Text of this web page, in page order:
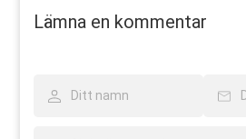
Lämna en kommentar